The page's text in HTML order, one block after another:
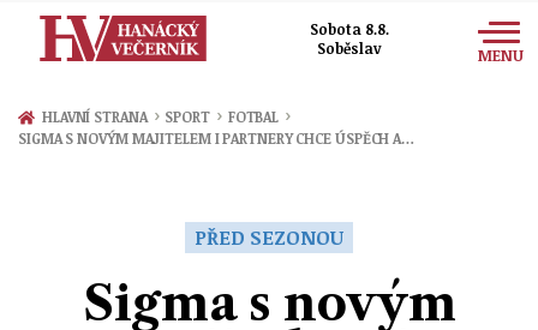
Sobota 8.8.
Soběslav
MENU
Zprávy
Přerov
Ekonomika
Sport
HLAVNÍ STRANA › SPORT › FOTBAL ›
SIGMA S NOVÝM MAJITELEM I PARTNERY CHCE ÚSPĚCH A…
PŘED SEZONOU
Sigma s novým